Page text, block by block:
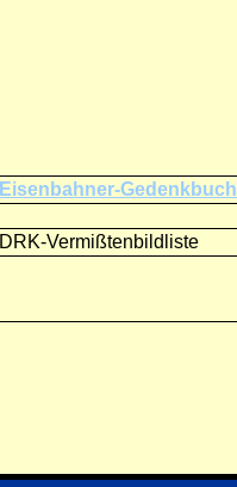
Eisenbahner-Gedenkbuch
DRK-Vermißtenbildliste